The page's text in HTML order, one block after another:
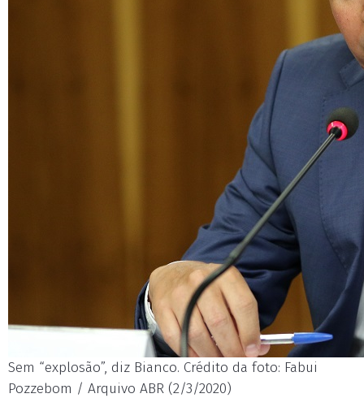
Sem “explosão”, diz Bianco. Crédito da foto: Fabui
Pozzebom / Arquivo ABR (2/3/2020)